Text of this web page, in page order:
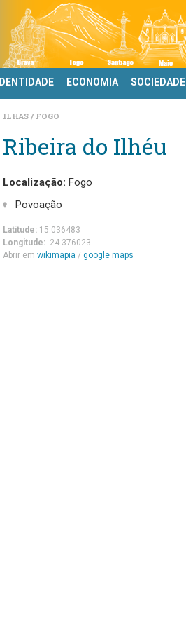
IDENTIDADE ECONOMIA SOCIEDADE
ILHAS FOGO
Ribeira do Ilhéu
Localização: Fogo
Povoação
Latitude: 15.036483
Longitude: -24.376023
Abrir em wikimapia / google maps